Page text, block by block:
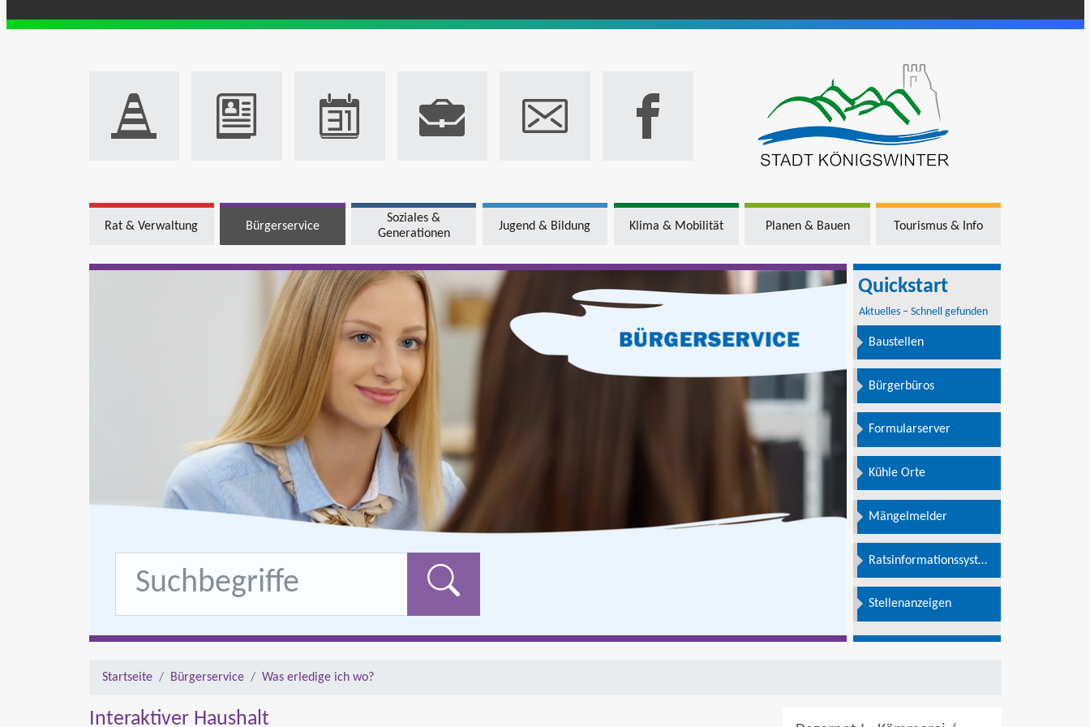
Rat & Verwaltung Bürgerservice
Soziales &
Generationen
Jugend & Bildung Klima & Mobilität Planen & Bauen Tourismus & Info
Formularschaltfläche
Quickstart
Aktuelles – Schnell gefunden
Baustellen
Bürgerbüros
Formularserver
Kühle Orte
Mängelmelder
Ratsinformationssystem
Stellenanzeigen
Startseite Bürgerservice Was erledige ich wo?
Interaktiver Haushalt